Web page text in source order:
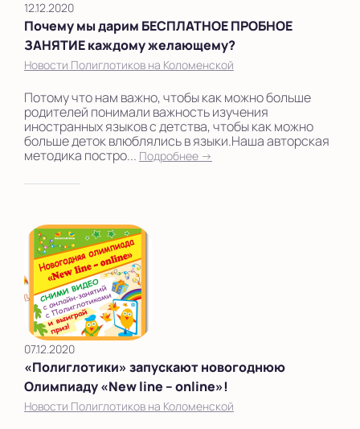
12.12.2020
Почему мы дарим БЕСПЛАТНОЕ ПРОБНОЕ
ЗАНЯТИЕ каждому желающему?
Новости Полиглотиков на Коломенской
Потому что нам важно, чтобы как можно больше
родителей понимали важность изучения
иностранных языков с детства, чтобы как можно
больше деток влюблялись в языки.Наша авторская
методика постро... Подробнее →
07.12.2020
«Полиглотики» запускают новогоднюю
Олимпиаду «New line – online»!
Новости Полиглотиков на Коломенской